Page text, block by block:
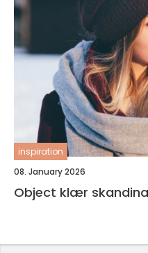
inspiration
08. January 2026
Object klær